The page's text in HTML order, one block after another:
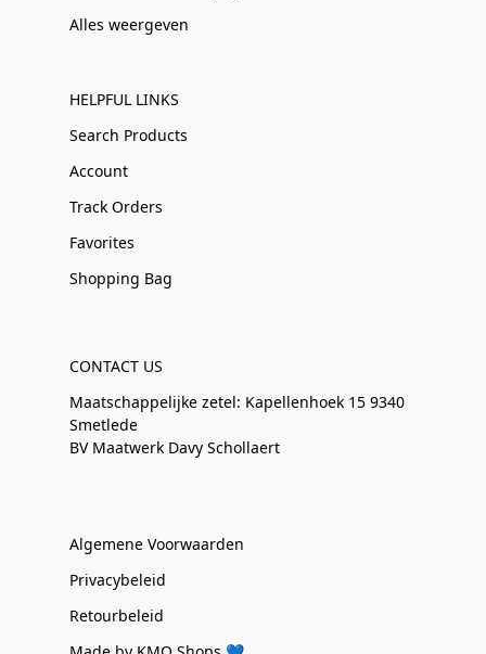
Alles weergeven
HELPFUL LINKS
Search Products
Account
Track Orders
Favorites
Shopping Bag
CONTACT US
Maatschappelijke zetel: Kapellenhoek 15 9340
Smetlede
BV Maatwerk Davy Schollaert
Algemene Voorwaarden
Privacybeleid
Retourbeleid